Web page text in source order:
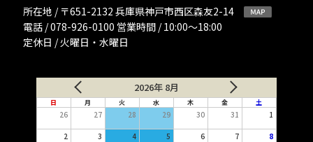
所在地 / 〒651-2132 兵庫県神戸市西区森友2-14
電話 / 078-926-0100 営業時間 / 10:00〜18:00
定休日 / 火曜日・水曜日
2026年 8月
日 月 火 水 木 金 土
26 27 28 29 30 31 1
2 3 4 5 6 7 8